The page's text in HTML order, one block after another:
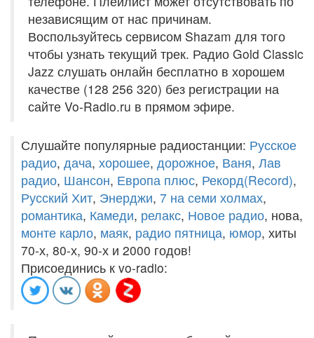
независящим от нас причинам.
Воспользуйтесь сервисом Shazam для того
чтобы узнать текущий трек. Радио Gold Classic
Jazz слушать онлайн бесплатно в хорошем
качестве (128 256 320) без регистрации на
сайте Vo-Radio.ru в прямом эфире.
Слушайте популярные радиостанции: Русское
радио, дача, хорошее, дорожное, Ваня, Лав
радио, Шансон, Европа плюс, Рекорд(Record),
Русский Хит, Энерджи, 7 на семи холмах,
романтика, Камеди, релакс, Новое радио, нова,
монте карло, маяк, радио пятница, юмор, хиты
70-х, 80-х, 90-х и 2000 годов!
Присоединись к vo-radio: